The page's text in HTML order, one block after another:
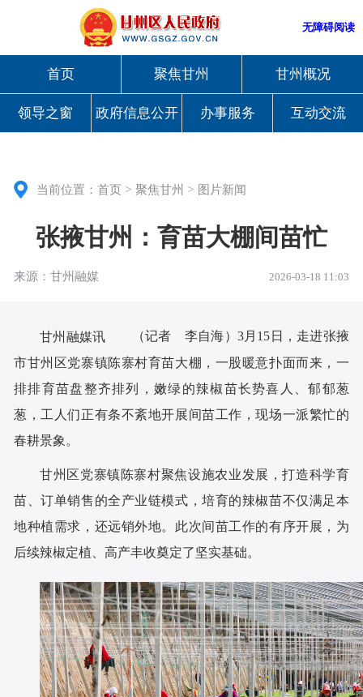
无障碍阅读
首页 聚焦甘州 甘州概况
领导之窗 政府信息公开 办事服务 互动交流
当前位置：首页 >聚焦甘州 > 图片新闻
张掖甘州：育苗大棚间苗忙
来源：甘州融媒 2026-03-18 11:03
甘州融媒讯 （记者 李自海）3月15日，走进张掖
市甘州区党寨镇陈寨村育苗大棚，一股暖意扑面而来，一
排排育苗盘整齐排列，嫩绿的辣椒苗长势喜人、郁郁葱
葱，工人们正有条不紊地开展间苗工作，现场一派繁忙的
春耕景象。
甘州区党寨镇陈寨村聚焦设施农业发展，打造科学育
苗、订单销售的全产业链模式，培育的辣椒苗不仅满足本
地种植需求，还远销外地。此次间苗工作的有序开展，为
后续辣椒定植、高产丰收奠定了坚实基础。